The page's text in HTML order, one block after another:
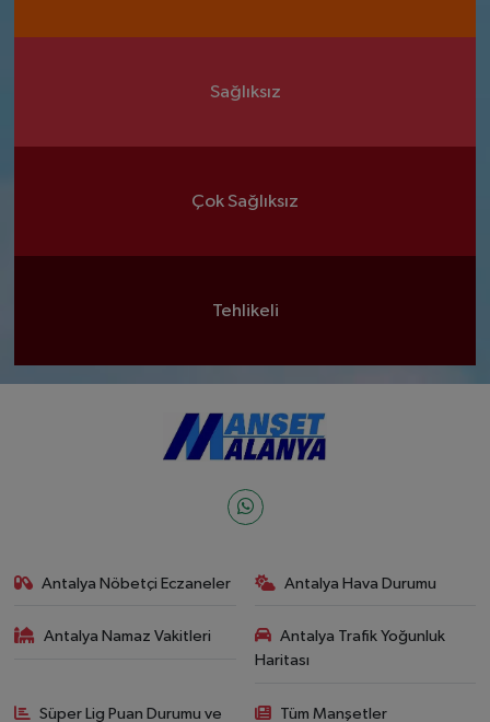
Sağlıksız
Çok Sağlıksız
Tehlikeli
Antalya Nöbetçi Eczaneler Antalya Hava Durumu
Antalya Namaz Vakitleri
Antalya Trafik Yoğunluk
Haritası
Süper Lig Puan Durumu ve Tüm Manşetler